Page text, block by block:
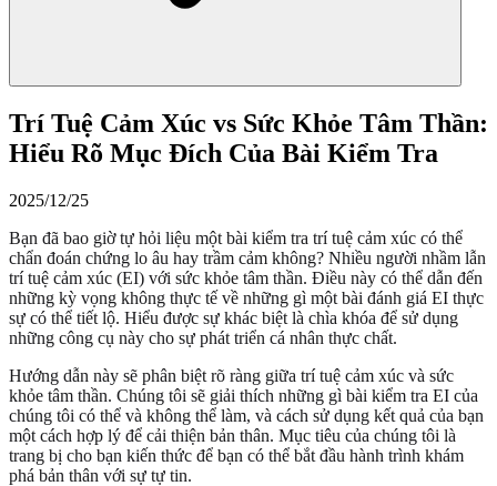
Trí Tuệ Cảm Xúc vs Sức Khỏe Tâm Thần:
Hiểu Rõ Mục Đích Của Bài Kiểm Tra
2025/12/25
Bạn đã bao giờ tự hỏi liệu một bài kiểm tra trí tuệ cảm xúc có thể
chẩn đoán chứng lo âu hay trầm cảm không? Nhiều người nhầm lẫn
trí tuệ cảm xúc (EI) với sức khỏe tâm thần. Điều này có thể dẫn đến
những kỳ vọng không thực tế về những gì một bài đánh giá EI thực
sự có thể tiết lộ. Hiểu được sự khác biệt là chìa khóa để sử dụng
những công cụ này cho sự phát triển cá nhân thực chất.
Hướng dẫn này sẽ phân biệt rõ ràng giữa trí tuệ cảm xúc và sức
khỏe tâm thần. Chúng tôi sẽ giải thích những gì bài kiểm tra EI của
chúng tôi có thể và không thể làm, và cách sử dụng kết quả của bạn
một cách hợp lý để cải thiện bản thân. Mục tiêu của chúng tôi là
trang bị cho bạn kiến thức để bạn có thể bắt đầu hành trình khám
phá bản thân với sự tự tin.